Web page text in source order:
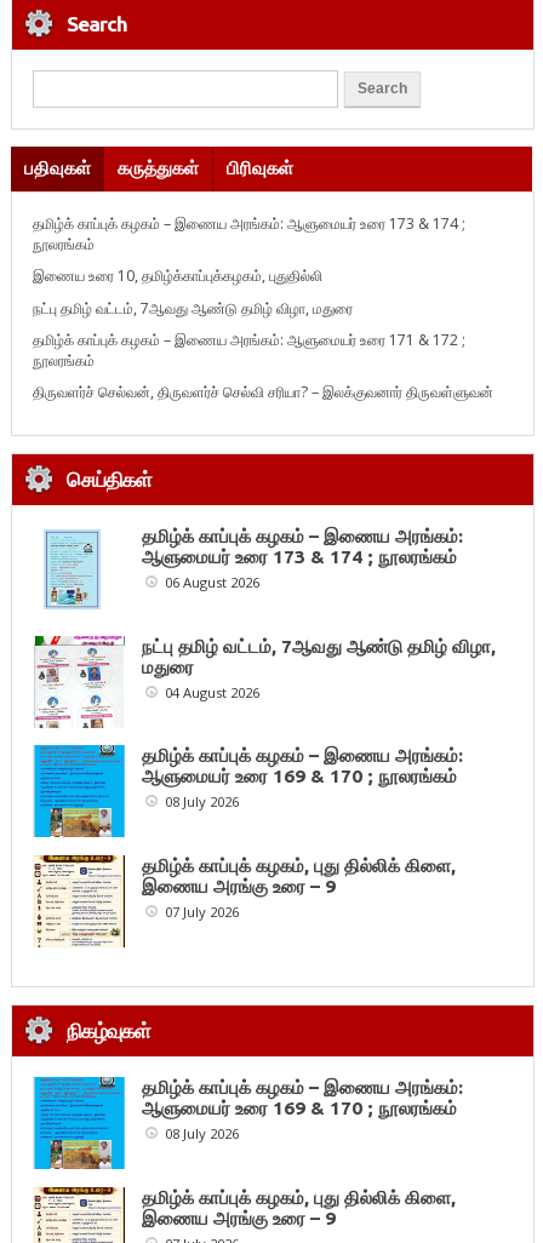
Search
பதிவுகள் கருத்துகள் பிரிவுகள்
தமிழ்க் காப்புக் கழகம் – இணைய அரங்கம்: ஆளுமையர் உரை 173 & 174 ;
நூலரங்கம்
இணைய உரை 10, தமிழ்க்காப்புக்கழகம், புதுதில்லி
நட்பு தமிழ் வட்டம், 7ஆவது ஆண்டு தமிழ் விழா, மதுரை
தமிழ்க் காப்புக் கழகம் – இணைய அரங்கம்: ஆளுமையர் உரை 171 & 172 ;
நூலரங்கம்
திருவளர்ச் செல்வன், திருவளர்ச் செல்வி சரியா? – இலக்குவனார் திருவள்ளுவன்
செய்திகள்
தமிழ்க் காப்புக் கழகம் – இணைய அரங்கம்:
ஆளுமையர் உரை 173 & 174 ; நூலரங்கம்
06 August 2026
நட்பு தமிழ் வட்டம், 7ஆவது ஆண்டு தமிழ் விழா,
மதுரை
04 August 2026
தமிழ்க் காப்புக் கழகம் – இணைய அரங்கம்:
ஆளுமையர் உரை 169 & 170 ; நூலரங்கம்
08 July 2026
தமிழ்க் காப்புக் கழகம், புது தில்லிக் கிளை,
இணைய அரங்கு உரை – 9
07 July 2026
நிகழ்வுகள்
தமிழ்க் காப்புக் கழகம் – இணைய அரங்கம்:
ஆளுமையர் உரை 169 & 170 ; நூலரங்கம்
08 July 2026
தமிழ்க் காப்புக் கழகம், புது தில்லிக் கிளை,
இணைய அரங்கு உரை – 9